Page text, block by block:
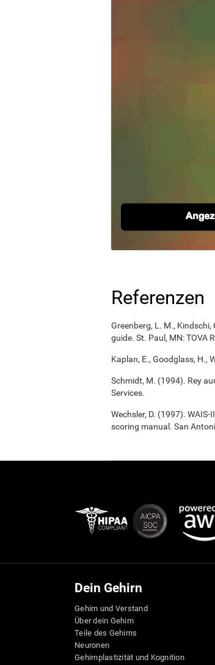
Referenzen
Greenberg, L. M.,
guide. St. Paul, MN: TOVA
Kaplan, E., Goodglass, H.,
Schmidt, M. (1994). Rey
Services.
Wechsler, D. (1997).
scoring manual. San
Dein Gehirn
Gehirn und Verstand
Über dein Gehirn
Teile des Gehirns
Neuronen
Gehirnplastizität und Kognition